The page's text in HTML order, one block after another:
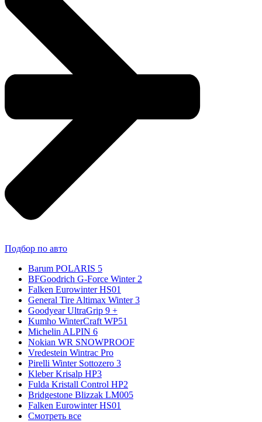
Подбор по авто
Barum POLARIS 5
BFGoodrich G-Force Winter 2
Falken Eurowinter HS01
General Tire Altimax Winter 3
Goodyear UltraGrip 9 +
Kumho WinterCraft WP51
Michelin ALPIN 6
Nokian WR SNOWPROOF
Vredestein Wintrac Pro
Pirelli Winter Sottozero 3
Kleber Krisalp HP3
Fulda Kristall Control HP2
Bridgestone Blizzak LM005
Falken Eurowinter HS01
Смотреть все